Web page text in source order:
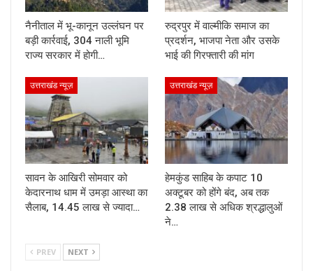
नैनीताल में भू-कानून उल्लंघन पर
बड़ी कार्रवाई, 304 नाली भूमि
राज्य सरकार में होगी…
रुद्रपुर में वाल्मीकि समाज का
प्रदर्शन, भाजपा नेता और उसके
भाई की गिरफ्तारी की मांग
उत्तराखंड न्यूज़
सावन के आखिरी सोमवार को
केदारनाथ धाम में उमड़ा आस्था का
सैलाब, 14.45 लाख से ज्यादा…
उत्तराखंड न्यूज़
हेमकुंड साहिब के कपाट 10
अक्टूबर को होंगे बंद, अब तक
2.38 लाख से अधिक श्रद्धालुओं
ने…
PREV NEXT